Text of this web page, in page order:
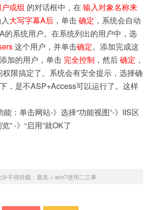
或组 的对话框中，在 输入对象名称来
大写字幕A后 ，单击确定 ，系统会自动
的系统用户。在系统列出的用户中，选
这个用户，并单击确定。添加完成这
加的用户，单击 完全控制 ，然后确定 ，
限搞定了。系统会有安全提示，选择确
，是不ASP+Access可以运行了。这样
：单击网站-》选择“功能视图”-》IIS区
” -》“启用”就OK了
不得转载： 聚友 » win7使用二三事